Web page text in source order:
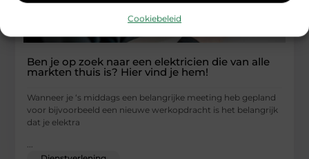
Cookiebeleid
Ben je op zoek naar een elektricien die van alle
markten thuis is? Hier vind je hem!
Wanneer je ‘s middags een belangrijke meeting heb gepland
voor bijvoorbeeld een nieuwe werkopdracht is het belangrijk
dat je elektra
...